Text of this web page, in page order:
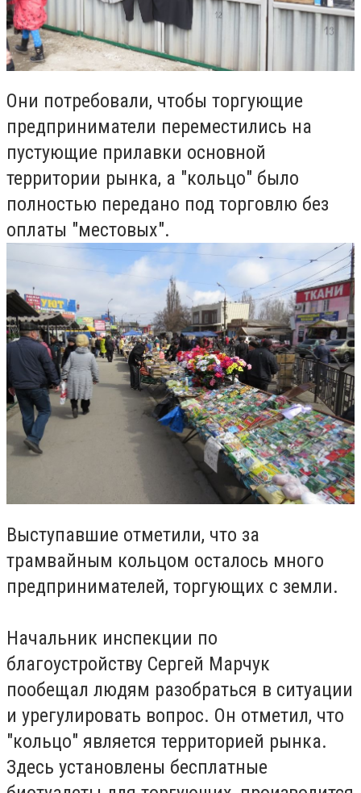
Они потребовали, чтобы торгующие
предприниматели переместились на
пустующие прилавки основной
территории рынка, а "кольцо" было
полностью передано под торговлю без
оплаты "местовых".
Выступавшие отметили, что за
трамвайным кольцом осталось много
предпринимателей, торгующих с земли.
Начальник инспекции по
благоустройству Сергей Марчук
пообещал людям разобраться в ситуации
и урегулировать вопрос. Он отметил, что
"кольцо" является территорией рынка.
Здесь установлены бесплатные